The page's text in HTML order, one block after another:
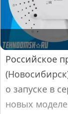
Российское
о запуске в
новых